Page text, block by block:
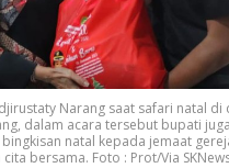
Narang saat safari natal di
dalam acara tersebut bupati juga
natal kepada jemaat
bersama. Foto : Prot/Via